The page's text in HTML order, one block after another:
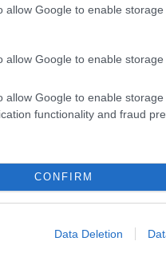
allow Google to enable
allow Google to enable
allow Google to enable
functionality and fraud
CONFIRM
Data Deletion
utolsó frissítést az
XT mellett a RX
került GFXBench